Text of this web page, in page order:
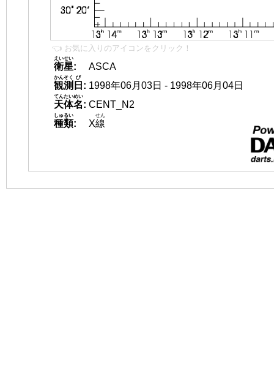
👈 お気に入りのアイコンをクリック！
衛星
えいせい
:
ASCA
観測
かんそく
日
び
: 1998年06月03日 - 1998年06月04日
天体名
てんたいめい
: CENT_N2
種類
しゅるい
: X線
せん